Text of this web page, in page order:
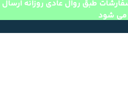
طبق روال عادی روزانه ارسال
می شود